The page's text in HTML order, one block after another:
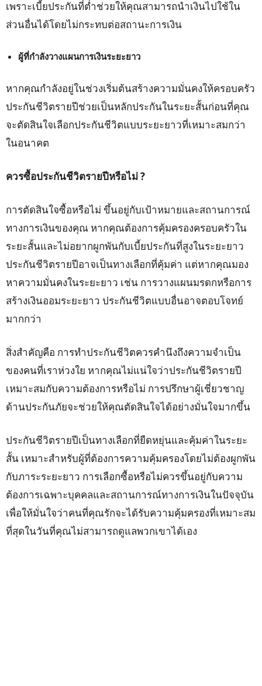
เพราะเบี้ยประกันที่ต่ำช่วยให้คุณสามารถนำเงินไปใช้ใน
ส่วนอื่นได้โดยไม่กระทบต่อสถานะการเงิน
ผู้ที่กำลังวางแผนการเงินระยะยาว
หากคุณกำลังอยู่ในช่วงเริ่มต้นสร้างความมั่นคงให้ครอบครัว
ประกันชีวิตรายปีช่วยเป็นหลักประกันในระยะสั้นก่อนที่คุณ
จะตัดสินใจเลือกประกันชีวิตแบบระยะยาวที่เหมาะสมกว่า
ในอนาคต
ควรซื้อประกันชีวิตรายปีหรือไม่ ?
การตัดสินใจซื้อหรือไม่ ขึ้นอยู่กับเป้าหมายและสถานการณ์
ทางการเงินของคุณ หากคุณต้องการคุ้มครองครอบครัวใน
ระยะสั้นและไม่อยากผูกพันกับเบี้ยประกันที่สูงในระยะยาว
ประกันชีวิตรายปีอาจเป็นทางเลือกที่คุ้มค่า แต่หากคุณมอง
หาความมั่นคงในระยะยาว เช่น การวางแผนมรดกหรือการ
สร้างเงินออมระยะยาว ประกันชีวิตแบบอื่นอาจตอบโจทย์
มากกว่า
สิ่งสำคัญคือ การทำประกันชีวิตควรคำนึงถึงความจำเป็น
ของคนที่เราห่วงใย หากคุณไม่แน่ใจว่าประกันชีวิตรายปี
เหมาะสมกับความต้องการหรือไม่ การปรึกษาผู้เชี่ยวชาญ
ด้านประกันภัยจะช่วยให้คุณตัดสินใจได้อย่างมั่นใจมากขึ้น
ประกันชีวิตรายปีเป็นทางเลือกที่ยืดหยุ่นและคุ้มค่าในระยะ
สั้น เหมาะสำหรับผู้ที่ต้องการความคุ้มครองโดยไม่ต้องผูกพัน
กับภาระระยะยาว การเลือกซื้อหรือไม่ควรขึ้นอยู่กับความ
ต้องการเฉพาะบุคคลและสถานการณ์ทางการเงินในปัจจุบัน
เพื่อให้มั่นใจว่าคนที่คุณรักจะได้รับความคุ้มครองที่เหมาะสม
ที่สุดในวันที่คุณไม่สามารถดูแลพวกเขาได้เอง